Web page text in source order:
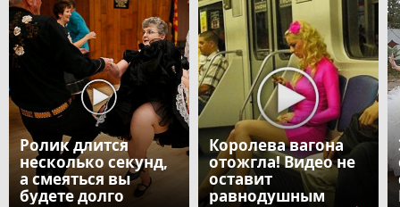
Ролик длится
несколько секунд,
а смеяться вы
будете долго
Королева вагона
отожгла! Видео не
оставит
равнодушным